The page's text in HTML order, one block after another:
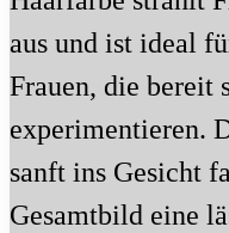
aus und ist ideal
Frauen, die bereit
experimentieren.
sanft ins Gesicht
Gesamtbild eine